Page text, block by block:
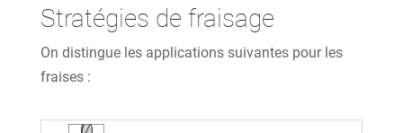
Stratégies de fraisage
On distingue les applications suivantes pour les
fraises :